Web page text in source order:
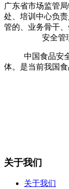
广东省市场监管
处、培训中心负
管的、业务骨干
安全管
中国食品安全
体。是当前我国
关于我们
关于我们